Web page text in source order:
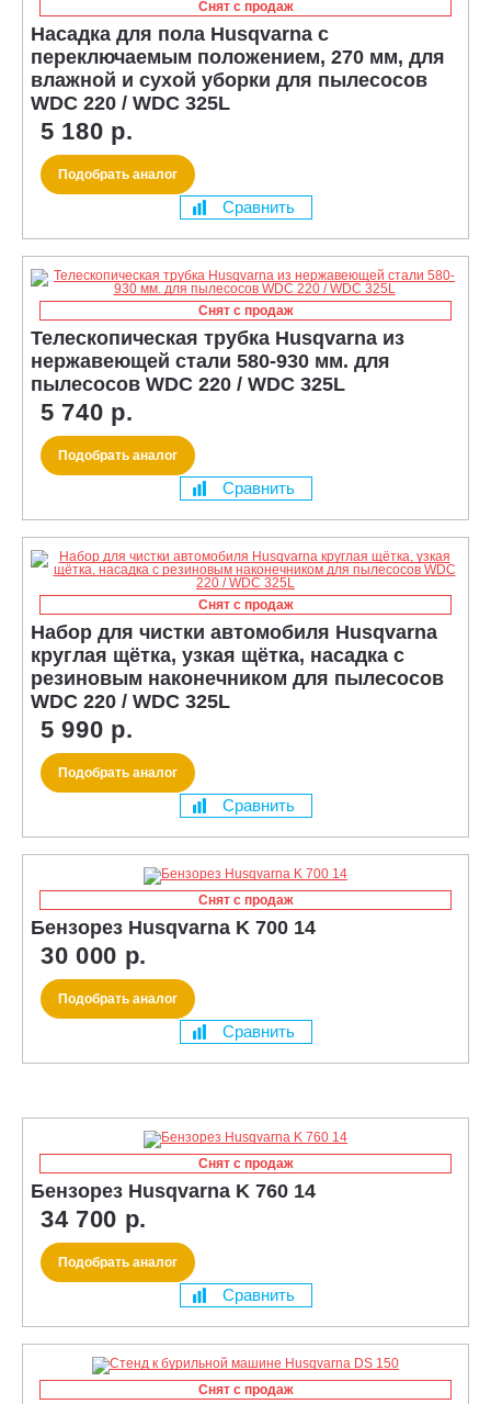
Снят с продаж
Насадка для пола Husqvarna с
переключаемым положением, 270 мм, для
влажной и сухой уборки для пылесосов
WDC 220 / WDC 325L
5 180 р.
Подобрать аналог
Сравнить
Снят с продаж
Телескопическая трубка Husqvarna из
нержавеющей стали 580-930 мм. для
пылесосов WDC 220 / WDC 325L
5 740 р.
Подобрать аналог
Сравнить
Снят с продаж
Набор для чистки автомобиля Husqvarna
круглая щётка, узкая щётка, насадка с
резиновым наконечником для пылесосов
WDC 220 / WDC 325L
5 990 р.
Подобрать аналог
Сравнить
Снят с продаж
Бензорез Husqvarna K 700 14
30 000 р.
Подобрать аналог
Сравнить
Снят с продаж
Бензорез Husqvarna K 760 14
34 700 р.
Подобрать аналог
Сравнить
Снят с продаж